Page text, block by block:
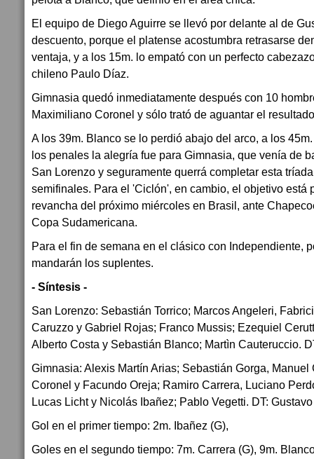
El equipo de Diego Aguirre se llevó por delante al de
descuento, porque el platense acostumbra retrasarse
ventaja, y a los 15m. lo empató con un perfecto
chileno Paulo Díaz.
Gimnasia quedó inmediatamente después con 10
Maximiliano Coronel y sólo trató de aguantar el
A los 39m. Blanco se lo perdió abajo del arco, a los
los penales la alegría fue para Gimnasia, que venía de
San Lorenzo y seguramente querrá completar esta
semifinales. Para el 'Ciclón', en cambio, el objetivo está
revancha del próximo miércoles en Brasil, ante
Copa Sudamericana.
Para el fin de semana en el clásico con Independiente,
mandarán los suplentes.
- Síntesis -
San Lorenzo: Sebastián Torrico; Marcos Angeleri,
Caruzzo y Gabriel Rojas; Franco Mussis; Ezequiel
Alberto Costa y Sebastián Blanco; Martìn Cauteruccio.
Gimnasia: Alexis Martín Arias; Sebastián Gorga,
Coronel y Facundo Oreja; Ramiro Carrera, Luciano
Lucas Licht y Nicolás Ibañez; Pablo Vegetti. DT:
Gol en el primer tiempo: 2m. Ibañez (G),
Goles en el segundo tiempo: 7m. Carrera (G), 9m.